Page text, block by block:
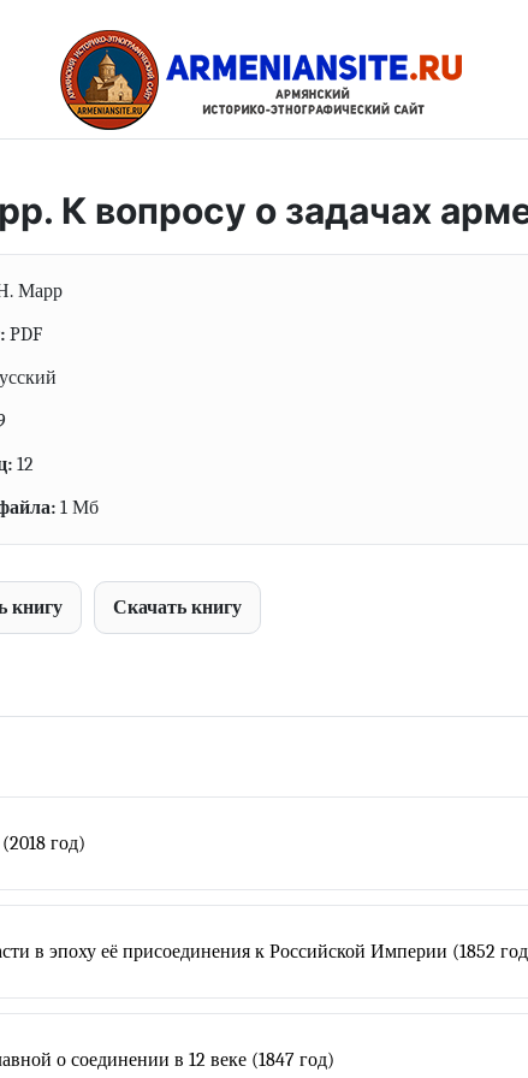
К вопросу о задачах
Марр
PDF
12
1 Мб
книгу Скачать книгу
год)
в эпоху её присоединения к Российской Империи (1852
о соединении в 12 веке (1847 год)